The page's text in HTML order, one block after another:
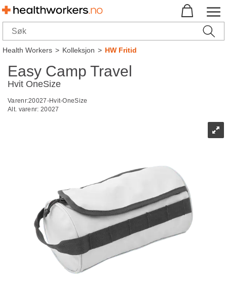
Health Workers>Kolleksjon>HW Fritid
Easy Camp Travel
Hvit OneSize
Varenr:20027-Hvit-OneSize
Alt. varenr: 20027